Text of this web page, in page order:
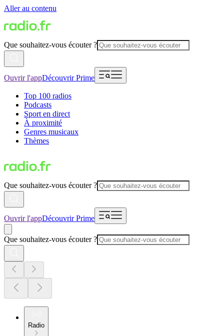
Aller au contenu
Que souhaitez-vous écouter ?
Ouvrir l'appDécouvrir Prime
Top 100 radios
Podcasts
Sport en direct
À proximité
Genres musicaux
Thèmes
Que souhaitez-vous écouter ?
Ouvrir l'appDécouvrir Prime
Que souhaitez-vous écouter ?
Radio